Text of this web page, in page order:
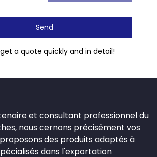
Send
a quote quickly and in detail!
et consultant professionnel du
nous cernons précisément vos
des produits adaptés à
dans l'exportation